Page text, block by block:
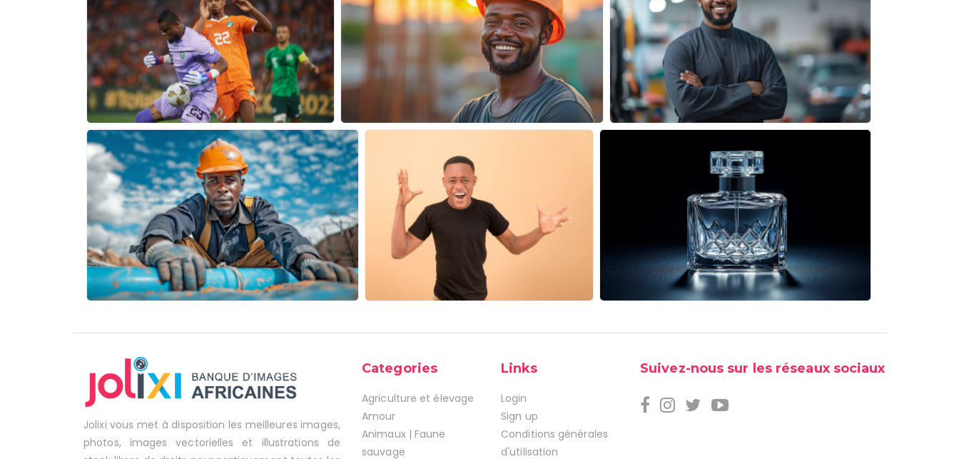
Jolixi vous met à disposition les meilleures images,
photos, images vectorielles et illustrations de
Categories
Agriculture et élevage
Amour
Animaux | Faune
sauvage
Links
Login
Sign up
Conditions générales
d'utilisation
Suivez-nous sur les réseaux sociaux